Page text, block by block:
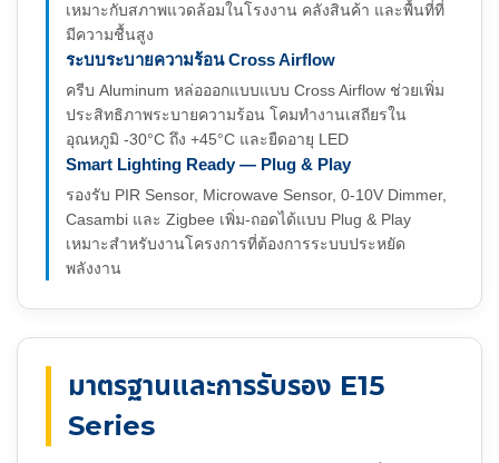
เหมาะกับสภาพแวดล้อมในโรงงาน คลังสินค้า และพื้นที่ที่
มีความชื้นสูง
ระบบระบายความร้อน Cross Airflow
ครีบ Aluminum หล่อออกแบบแบบ Cross Airflow ช่วยเพิ่ม
ประสิทธิภาพระบายความร้อน โคมทำงานเสถียรใน
อุณหภูมิ -30°C ถึง +45°C และยืดอายุ LED
Smart Lighting Ready — Plug & Play
รองรับ PIR Sensor, Microwave Sensor, 0-10V Dimmer,
Casambi และ Zigbee เพิ่ม-ถอดได้แบบ Plug & Play
เหมาะสำหรับงานโครงการที่ต้องการระบบประหยัด
พลังงาน
มาตรฐานและการรับรอง E15
Series